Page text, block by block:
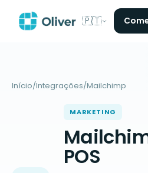
🇵🇹
Início/Integrações/Mailchimp
MARKETING
POS